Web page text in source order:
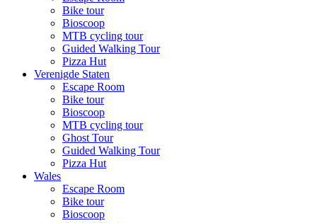
Bike tour
Bioscoop
MTB cycling tour
Guided Walking Tour
Pizza Hut
Verenigde Staten
Escape Room
Bike tour
Bioscoop
MTB cycling tour
Ghost Tour
Guided Walking Tour
Pizza Hut
Wales
Escape Room
Bike tour
Bioscoop